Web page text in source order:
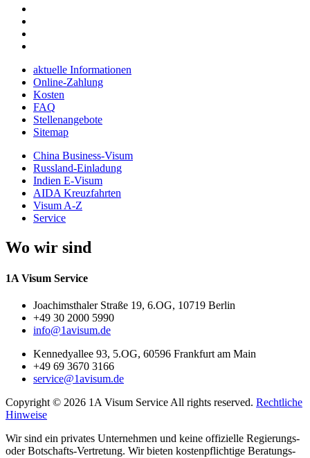
aktuelle Informationen
Online-Zahlung
Kosten
FAQ
Stellenangebote
Sitemap
China Business-Visum
Russland-Einladung
Indien E-Visum
AIDA Kreuzfahrten
Visum A-Z
Service
Wo wir sind
1A Visum Service
Joachimsthaler Straße 19, 6.OG, 10719 Berlin
+49 30 2000 5990
info@1avisum.de
Kennedyallee 93, 5.OG, 60596 Frankfurt am Main
+49 69 3670 3166
service@1avisum.de
Copyright © 2026 1A Visum Service All rights reserved. Rechtliche
Hinweise
Wir sind ein privates Unternehmen und keine offizielle Regierungs-
oder Botschafts-Vertretung. Wir bieten kostenpflichtige Beratungs-